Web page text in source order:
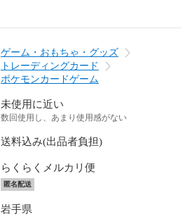
ゲーム・おもちゃ・グッズ
トレーディングカード
ポケモンカードゲーム
未使用に近い
数回使用し、あまり使用感がない
送料込み(出品者負担)
らくらくメルカリ便
匿名配送
岩手県